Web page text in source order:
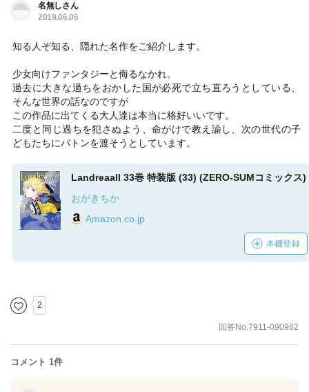
名無しさん
2019.06.06
知る人ぞ知る、隠れた名作をご紹介します。
少女向けファンタジーと侮るなかれ。
過去に大きな過ちをおかした国が必死で立ち直ろうとしている、
そんな世界の話なのですが
この作品に出てくる大人達は本当に格好いいです。
二度と同じ過ちを犯さぬよう、命がけで教え諭し、次の世代の子
どもたちにバトンを渡そうとしています。
Landreaall 33巻 特装版 (33) (ZERO-SUMコミックス)
おがきちか
Amazon.co.jp
本棚登録
2
回答No.7911-090982
コメント 1件